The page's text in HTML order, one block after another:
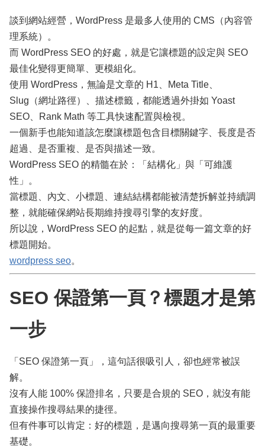
談到網站經營，WordPress 是最多人使用的 CMS（內容管
理系統）。
而 WordPress SEO 的好處，就是它讓標題的設定與 SEO
最佳化變得更簡單、更模組化。
使用 WordPress，無論是文章的 H1、Meta Title、
Slug（網址路徑）、描述標籤，都能透過外掛如 Yoast
SEO、Rank Math 等工具快速配置與檢視。
一個新手也能知道該怎麼讓標題包含目標關鍵字、長度是否
超過、是否重複、是否與描述一致。
WordPress SEO 的精髓在於：「結構化」與「可維護
性」。
當標題、內文、小標題、連結結構都能被清楚拆解並持續調
整，就能確保網站長期維持搜尋引擎的友好度。
所以說，WordPress SEO 的起點，就是從每一篇文章的好
標題開始。
wordpress seo。
SEO 保證第一頁？標題才是第
一步
「SEO 保證第一頁」，這句話很吸引人，卻也經常被誤
解。
沒有人能 100% 保證排名，只要是合規的 SEO，就沒有能
直接操作搜尋結果的捷徑。
但有件事可以肯定：好的標題，是邁向搜尋第一頁的最重要
基礎。